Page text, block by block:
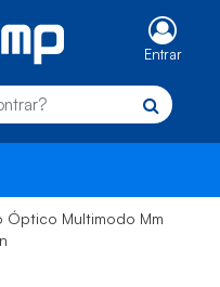
Entrar
Óptico Multimodo Mm